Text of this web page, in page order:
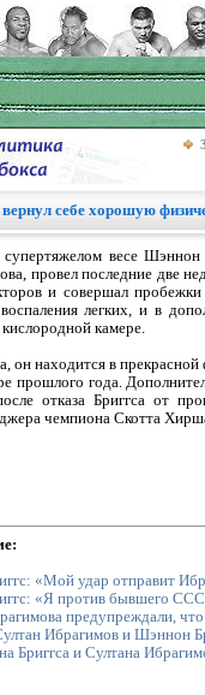
себе хорошую
весе Шэннон
провел последние две
и совершал
легких, и в
камере.
он находится в
прошлого года.
отказа Бриггса от
чемпиона Скотта
«Мой удар отправит
«Я против бывшего
предупреждали, что
Ибрагимов и Шэннон
Бриггса и Султана